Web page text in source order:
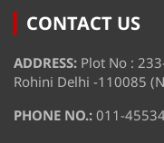
CONTACT US
ADDRESS: Plot No :
Rohini Delhi -110085
PHONE NO.: 011-